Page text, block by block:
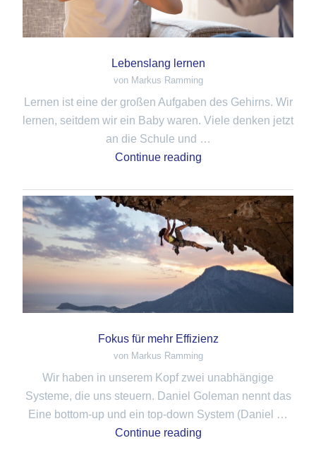
Lebenslang lernen
von Markus Ramming
Lernen ist eine der großen Aufgaben des Gehirns. Wir
lernen, seitdem wir ein Baby waren. Viele denken jetzt
an die Schule und …
Continue reading
Fokus für mehr Effizienz
von Markus Ramming
Wir haben in unserem Kopf zwei unabhängige
Systeme, die uns steuern. Daniel Goleman nennt das
Eine bottom-up und ein top-down System (Daniel …
Continue reading